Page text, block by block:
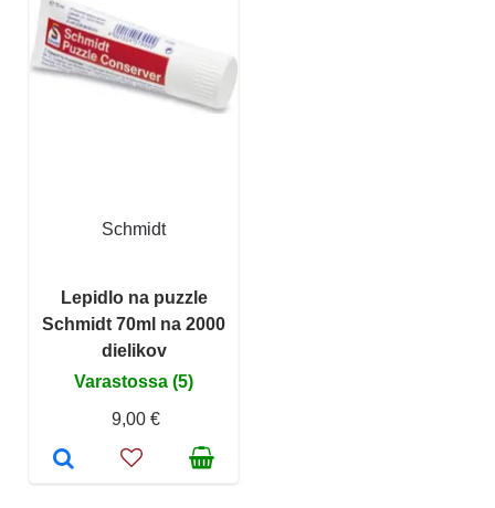
Schmidt
Lepidlo na puzzle
Schmidt 70ml na 2000
dielikov
Varastossa (5)
9,00 €